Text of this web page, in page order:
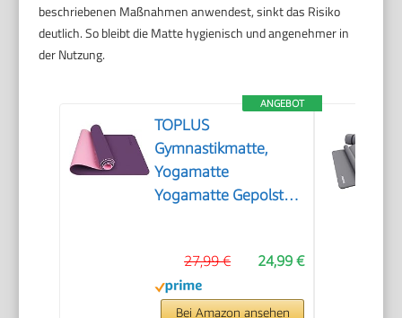
beschriebenen Maßnahmen anwendest, sinkt das Risiko
deutlich. So bleibt die Matte hygienisch und angenehmer in
der Nutzung.
ANGEBOT
TOPLUS
Gymnastikmatte,
Yogamatte
Yogamatte Gepolstert
Gymnastik mit
Tragegurt (Lila-Pink)
24,99 €
27,99 €
Bei Amazon ansehen